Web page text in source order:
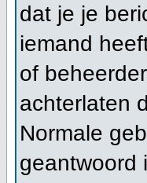
dat je je
iemand
of
achterlaten
Normale
geantwoord